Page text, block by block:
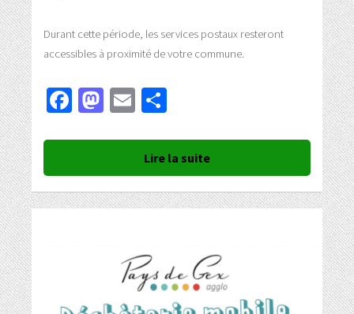
Durant cette période, les services postaux resteront
accessibles à proximité de votre commune.
Facebook
Mastodon
Email
Lire la suite